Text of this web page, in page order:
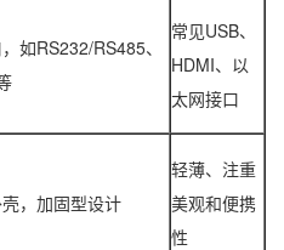
如RS232/RS485、
常见USB、
HDMI、以
太网接口
，加固型设计
轻薄、注重
美观和便携
性